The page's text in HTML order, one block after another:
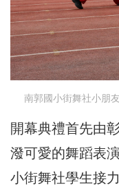
南郭國小街舞社小朋
開幕典禮首先由
潑可愛的舞蹈表
小街舞社學生接